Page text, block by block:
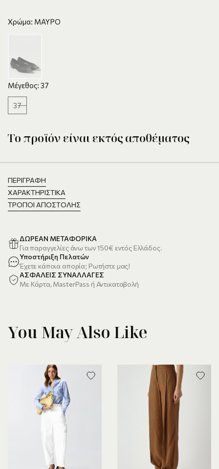
Χρώμα: ΜΑΥΡΟ
Μέγεθος: 37
37
Το προϊόν είναι εκτός αποθέματος
ΠΕΡΙΓΡΑΦΉ
ΧΑΡΑΚΤΗΡΙΣΤΙΚΆ
ΤΡΌΠΟΙ ΑΠΟΣΤΟΛΉΣ
ΔΩΡΕΑΝ ΜΕΤΑΦΟΡΙΚΑ
Για παραγγελίες άνω των 150€ εντός Ελλάδος.
Υποστήριξη Πελατών
Έχετε κάποια απορία; Ρωτήστε μας!
ΑΣΦΑΛΕΙΣ ΣΥΝΑΛΛΑΓΕΣ
Με Κάρτα, MasterPass ή Αντικαταβολή
You May Also Like